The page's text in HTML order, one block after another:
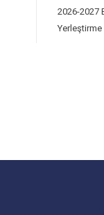
2026-2027
Yerleştirme